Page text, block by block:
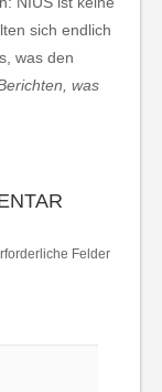
sich endlich
was den
was
Felder